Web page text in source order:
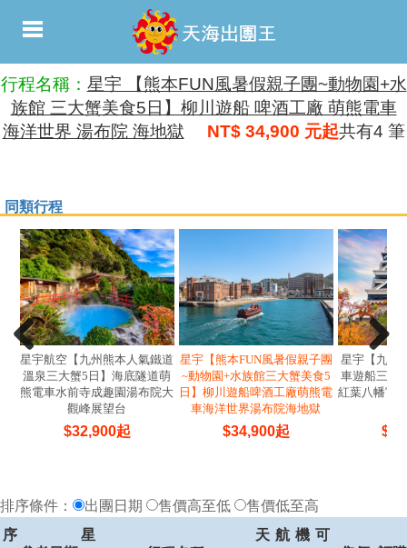
行程名稱： 星宇 【熊本FUN風暑假親子團~動物園+水
族館 三大蟹美食5日】柳川遊船 啤酒工廠 萌熊電車
海洋世界 湯布院 海地獄
NT$ 34,900 元起共有4 筆
同類行程
星宇航空【九州熊本人氣鐵道
溫泉三大蟹5日】海底隧道萌
熊電車水前寺成趣園湯布院大
觀峰展望台
$32,900起
星宇【熊本FUN風暑假親子團
~動物園+水族館三大蟹美食5
日】柳川遊船啤酒工廠萌熊電
車海洋世界湯布院海地獄
$34,900起
星宇【九州
車遊船三大
紅葉八幡宮
$
排序條件： 出團日期 售價高至低
售價低至高
序
星 天 航 機 可